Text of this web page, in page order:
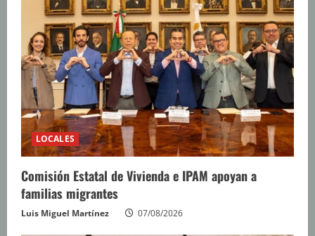
LOCALES
Comisión Estatal de Vivienda e IPAM apoyan a
familias migrantes
Luis Miguel Martínez 07/08/2026